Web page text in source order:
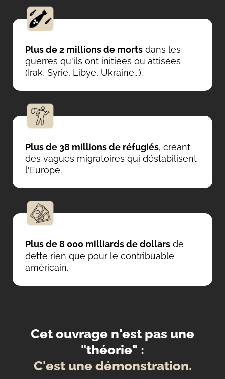
Plus de 2 millions de morts dans les
guerres qu'ils ont initiées ou attisées
(Irak, Syrie, Libye, Ukraine...).
Plus de 38 millions de réfugiés, créant
des vagues migratoires qui déstabilisent
l'Europe.
Plus de 8 000 milliards de dollars de
dette rien que pour le contribuable
américain.
Cet ouvrage n'est pas une
"théorie" :
C'est une démonstration.